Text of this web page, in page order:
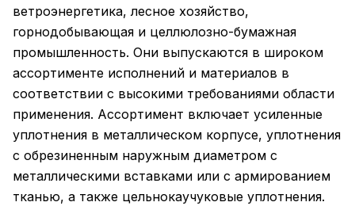
ветроэнергетика, лесное хозяйство,
горнодобывающая и целлюлозно-бумажная
промышленность. Они выпускаются в широком
ассортименте исполнений и материалов в
соответствии с высокими требованиями области
применения. Ассортимент включает усиленные
уплотнения в металлическом корпусе, уплотнения
с обрезиненным наружным диаметром с
металлическими вставками или с армированием
тканью, а также цельнокаучуковые уплотнения.